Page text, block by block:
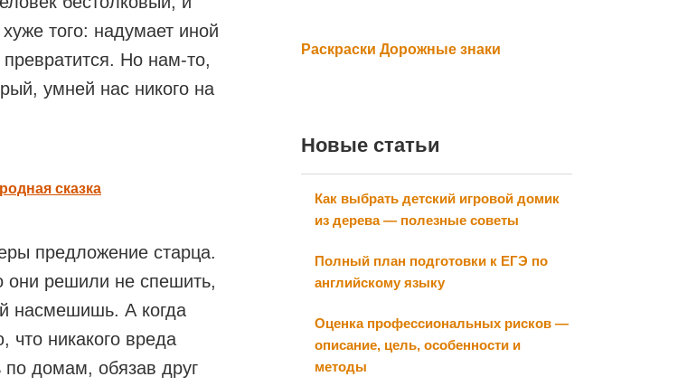
того: надумает иной
превратится. Но нам-то,
умней нас никого на
сказка
предложение старца.
они решили не спешить,
насмешишь. А когда
никакого вреда
домам, обязав друг
Раскраски Дорожные знаки
Новые статьи
Как выбрать детский игровой домик
из дерева — полезные советы
Полный план подготовки к ЕГЭ по
английскому языку
Оценка профессиональных рисков —
описание, цель, особенности и
методы